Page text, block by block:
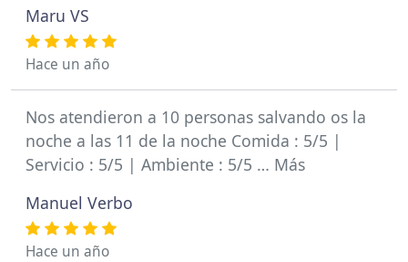
Maru VS
Hace un año
Nos atendieron a 10 personas salvando os la
noche a las 11 de la noche Comida : 5/5 |
Servicio : 5/5 | Ambiente : 5/5 … Más
Manuel Verbo
Hace un año